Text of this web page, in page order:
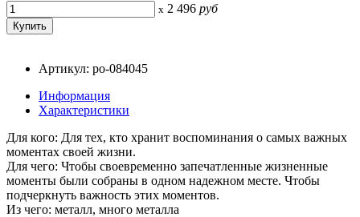
x 2 496 руб
Артикул: po-084045
Информация
Характеристики
Для кого: Для тех, кто хранит воспоминания о самых важных
моментах своей жизни.
Для чего: Чтобы своевременно запечатленные жизненные
моменты были собраны в одном надежном месте. Чтобы
подчеркнуть важность этих моментов.
Из чего: металл, много металла